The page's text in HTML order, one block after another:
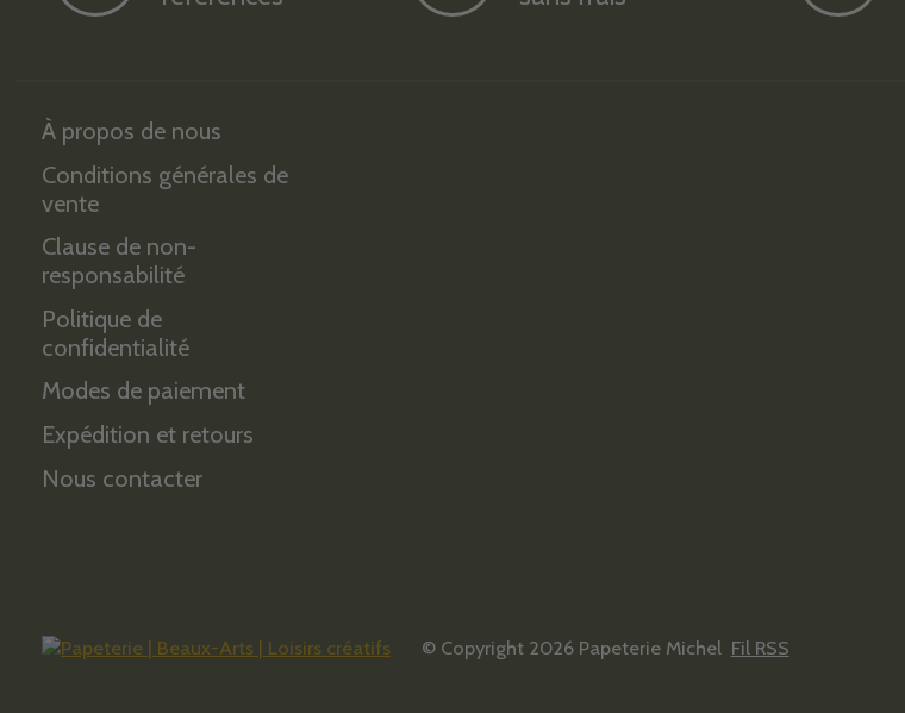
À propos de nous
Conditions générales de
vente
Clause de non-
responsabilité
Politique de
confidentialité
Modes de paiement
Expédition et retours
Nous contacter
© Copyright 2026 Papeterie Michel Fil RSS